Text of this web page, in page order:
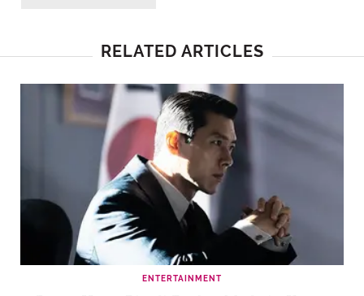
RELATED ARTICLES
ENTERTAINMENT